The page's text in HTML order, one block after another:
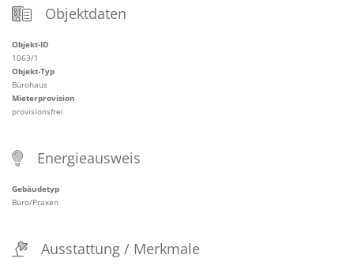
Objektdaten
Objekt-ID
1063/1
Objekt-Typ
Bürohaus
Mieterprovision
provisionsfrei
Energieausweis
Gebäudetyp
Büro/Praxen
Ausstattung / Merkmale